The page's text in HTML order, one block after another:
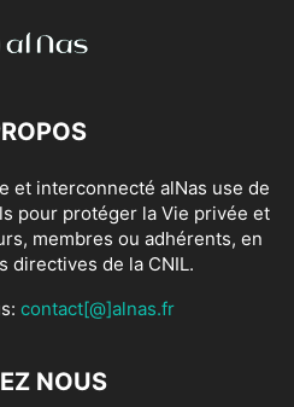
et interconnecté alNas use de
pour protéger la Vie privée et
membres ou adhérents, en
directives de la CNIL.
contact[@]alnas.fr
NOUS